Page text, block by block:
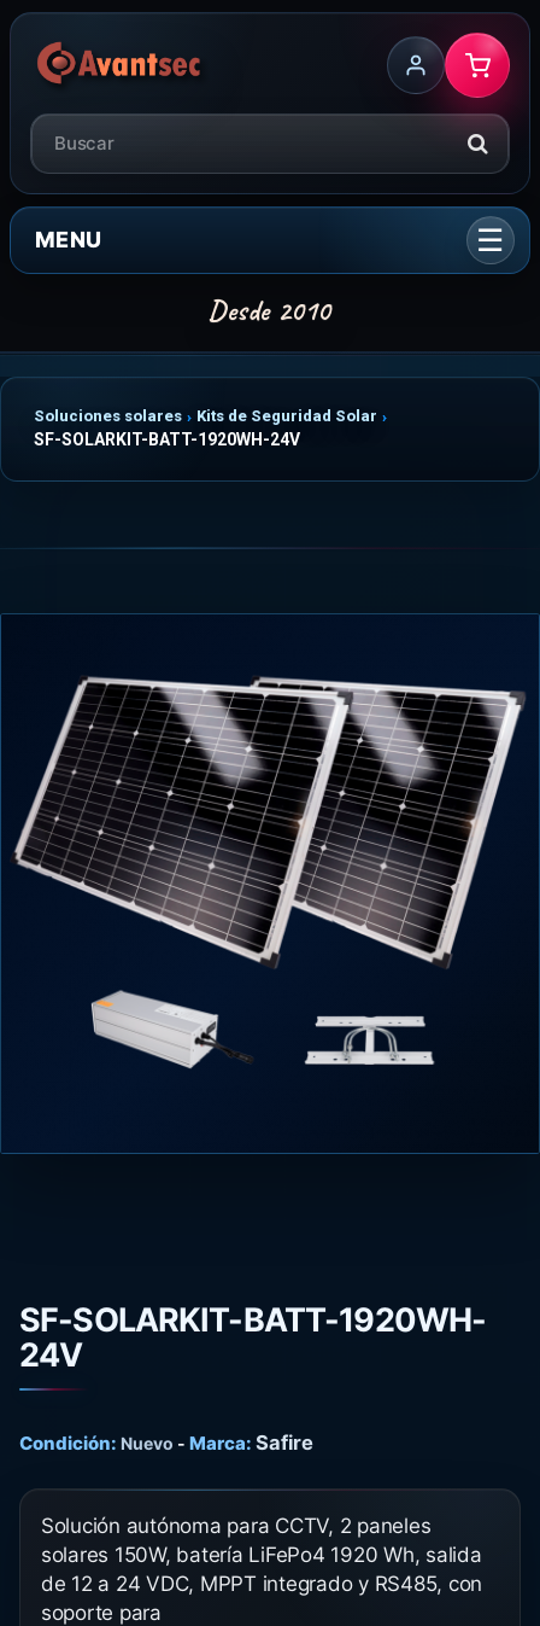
MENU
Soluciones solares Kits de Seguridad Solar
SF-SOLARKIT-BATT-1920WH-24V
SF-SOLARKIT-BATT-1920WH-
24V
Condición: Nuevo - Marca: Safire
Solución autónoma para CCTV, 2 paneles
solares 150W, batería LiFePo4 1920 Wh, salida
de 12 a 24 VDC, MPPT integrado y RS485, con
soporte para